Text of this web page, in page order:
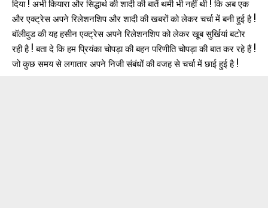
दिया ! अभी कियारा और सिद्धार्थ की शादी की बातें थमी भी नहीं थी ! कि अब एक
और एक्ट्रेस अपने रिलेशनशिप और शादी की खबरों को लेकर चर्चा में बनी हुई है !
बॉलीवुड की यह हसीन एक्ट्रेस अपने रिलेशनशिप को लेकर खूब सुर्खियां बटोर
रही है ! बता दे कि हम प्रियंका चोपड़ा की बहन परिणीति चोपड़ा की बात कर रहे हैं !
जो कुछ समय से लगातार अपने निजी संबंधों की वजह से चर्चा में छाई हुई है !